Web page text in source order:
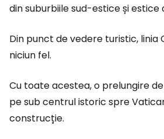
din suburbiile sud-estice și estice
Din punct de vedere turistic, linia
niciun fel.
Cu toate acestea, o prelungire
pe sub centrul istoric spre
construcție.